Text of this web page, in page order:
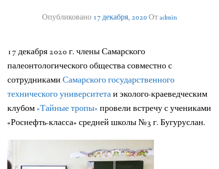
ЛИТЕРАТУРА
ПОЛЕЗНЫЕ САЙТЫ
НАШИ НАГРАДЫ
НАШИ НАХОДКИ
Опубликовано 17 декабря, 2020От admin
17 декабря 2020 г. члены Самарского
палеонтологического общества совместно с
сотрудниками Самарского государственного
технического университетаи эколого-краеведческим
клубом«Тайные тропы» провели встречу с учениками
«Роснефть-класса» средней школы №3 г. Бугуруслан.